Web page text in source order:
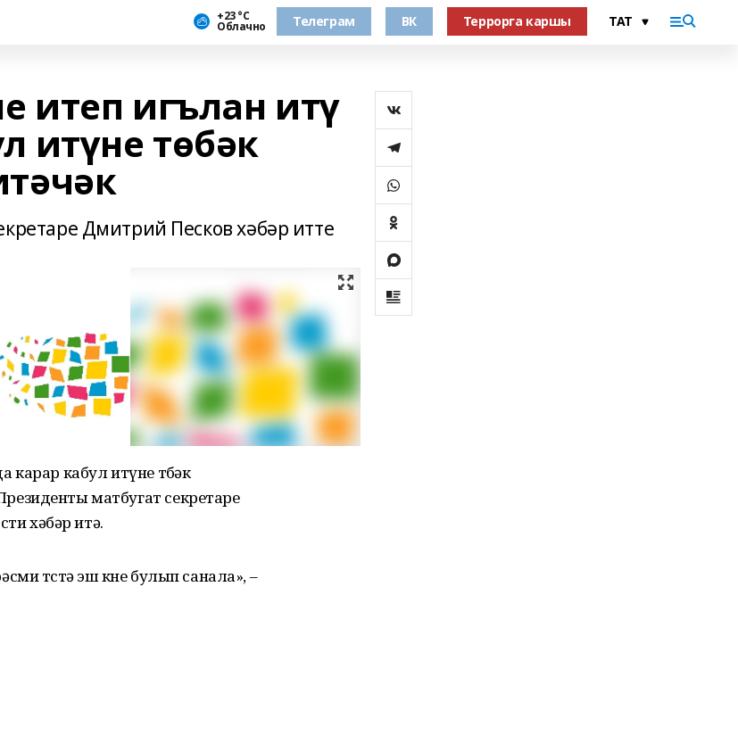
+23 °С
Облачно Телеграм ВК Террорга каршы
итеп игълан итү
итүне төбәк
Дмитрий Песков хәбәр итте
карар кабул итүне төбәк
матбугат секретаре
хәбәр итә.
төстә эш көне булып санала», –